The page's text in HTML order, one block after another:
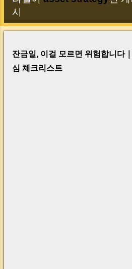
글
시
잔금일, 이걸 모르면 위험합니다
심 체크리스트